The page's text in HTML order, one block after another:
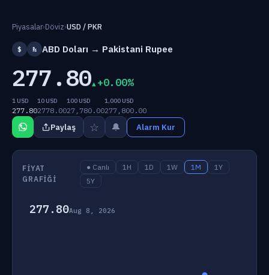
Piyasalar›Döviz›USD / PKR
$ ₨ ABD Doları → Pakistani Rupee
277.80 +0.00%
1 USD
277.80
10 USD
2778.00
100 USD
27,780.00
1,000 USD
277,800.00
Paylaş ☆ 🔔 Alarm Kur
FIYAT
GRAFIĞI
● Canlı 1H 1D 1W 1M
1Y
5Y
277.80Aug 8, 2026